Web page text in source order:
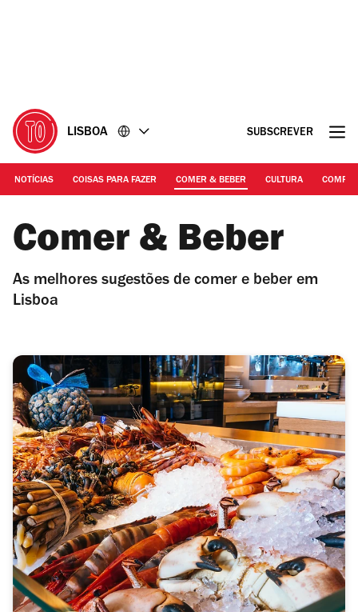
LISBOA SUBSCREVER
NOTÍCIAS COISAS PARA FAZER COMER & BEBER CULTURA
Comer & Beber
As melhores sugestões de comer e beber em
Lisboa